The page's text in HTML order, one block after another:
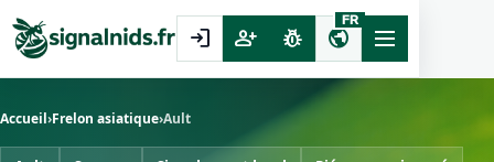
login person_add pest_control public
FR
Accueil›Frelon asiatique›Ault